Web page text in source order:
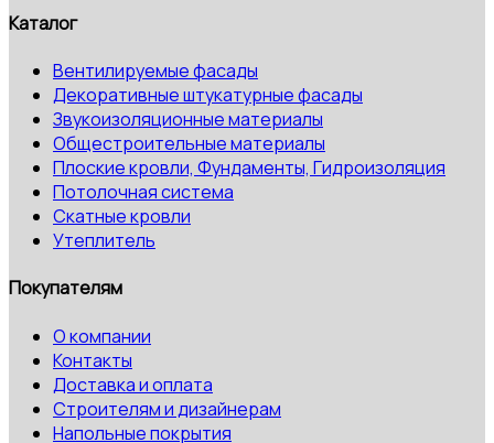
Каталог
Вентилируемые фасады
Декоративные штукатурные фасады
Звукоизоляционные материалы
Общестроительные материалы
Плоские кровли, Фундаменты, Гидроизоляция
Потолочная система
Скатные кровли
Утеплитель
Покупателям
О компании
Контакты
Доставка и оплата
Строителям и дизайнерам
Напольные покрытия